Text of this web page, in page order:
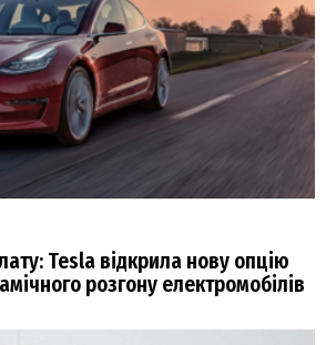
Tesla відкрила нову опцію
розгону електромобілів